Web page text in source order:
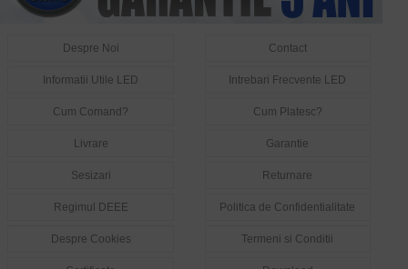
Despre Noi Contact
Informatii Utile LED Intrebari Frecvente LED
Cum Comand? Cum Platesc?
Livrare Garantie
Sesizari Returnare
Regimul DEEE Politica de Confidentialitate
Despre Cookies Termeni si Conditii